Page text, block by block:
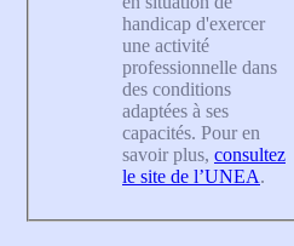
handicap d'exercer
une activité
professionnelle dans
des conditions
adaptées à ses
capacités. Pour en
savoir plus, consultez
le site de l’UNEA.